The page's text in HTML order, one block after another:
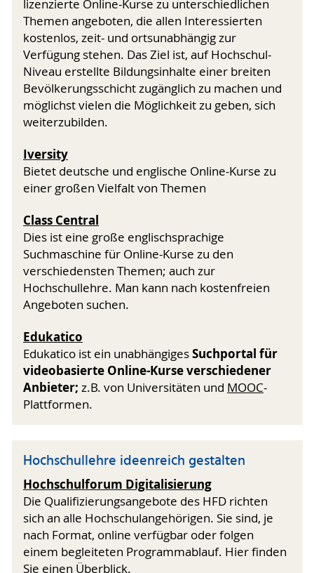
lizenzierte Online-Kurse zu unterschiedlichen
Themen angeboten, die allen Interessierten
kostenlos, zeit- und ortsunabhängig zur
Verfügung stehen. Das Ziel ist, auf Hochschul-
Niveau erstellte Bildungsinhalte einer breiten
Bevölkerungsschicht zugänglich zu machen und
möglichst vielen die Möglichkeit zu geben, sich
weiterzubilden.
Iversity
Bietet deutsche und englische Online-Kurse zu
einer großen Vielfalt von Themen
Class Central
Dies ist eine große englischsprachige
Suchmaschine für Online-Kurse zu den
verschiedensten Themen; auch zur
Hochschullehre. Man kann nach kostenfreien
Angeboten suchen.
Edukatico
Edukatico ist ein unabhängigesSuchportal für
videobasierte Online-Kurse verschiedener
Anbieter; z.B. von Universitäten und MOOC-
Plattformen.
Hochschullehre ideenreich gestalten
Hochschulforum Digitalisierung
Die Qualifizierungsangebote des HFD richten
sich an alle Hochschulangehörigen. Sie sind, je
nach Format, online verfügbar oder folgen
einem begleiteten Programmablauf. Hier finden
Sie einen Überblick.